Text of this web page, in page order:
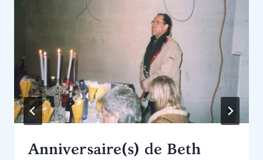
Anniversaire(s) de Beth